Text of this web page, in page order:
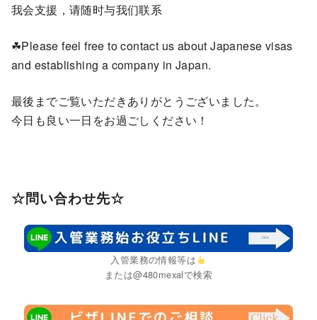
我会支援，请随时与我们联系
☘Please feel free to contact us about Japanese visas
and establishing a company in Japan.
最後までご覧いただきありがとうございました。
今日も良い一日をお過ごしください！
☆問い合わせ先☆
入管業務の情報等は
または@480mexalで検索